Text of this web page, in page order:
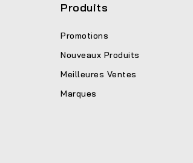
Produits
Promotions
Nouveaux Produits
Meilleures Ventes
Marques